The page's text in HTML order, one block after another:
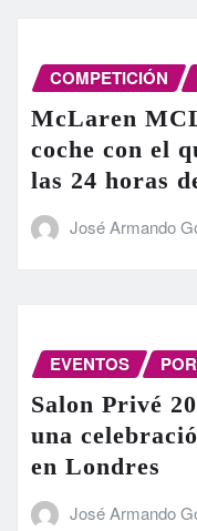
COMPETICIÓN
McLaren
coche con el
las 24 horas
José Armando
EVENTOS
Salon Privé
una
en Londres
José Armando